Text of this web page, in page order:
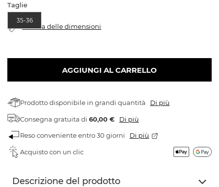
Taglie
35-36
Tabella delle dimensioni
AGGIUNGI AL CARRELLO
Prodotto disponibile in grandi quantità Di più
Consegna gratuita di 60,00 € Di più
Reso conveniente entro 30 giorni Di più
Acquisto con un clic
Descrizione del prodotto